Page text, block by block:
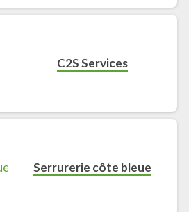
C2S Services
Serrurerie côte bleue